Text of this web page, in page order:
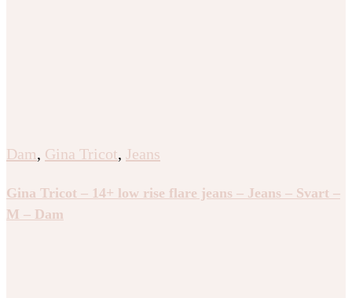
Dam, Gina Tricot, Jeans
Gina Tricot – 14+ low rise flare jeans – Jeans – Svart –
M – Dam